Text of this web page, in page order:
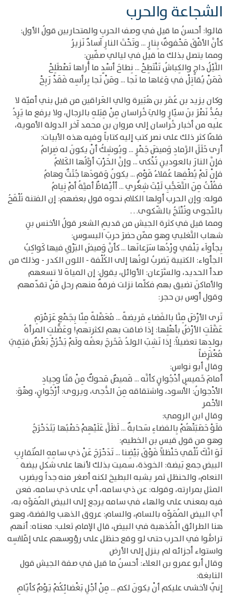
الشجاعة والحرب
قالوا: أحسنُ ما قيل في وصف الحربِ والمتحاربين قولُ الأول:
كأنَّ الأفْقَ مَحْفوفٌ بِنارٍ ... وتَحْتَ النارِ آسادٌ نَزيرُ
ومما يتصل بذلك ما قيل في ليالي صفّين:
اللَّيْلُ داجٍ والكِباشُ تَنْتَطِحْ ... نِطاحَ أسْدٍ ما أُراها تَصْطَلِحْ
فَمَنْ يُقاتِلْ في وَغاها ما نَجا ... ومَنْ نَجا بِرأسِه فَقَدْ رَبِحْ
وكان يزيد بن عُمَر بن هُبَيرة والي العَراقين من قبل بني أميّة لا
يُمِدُّ نَصْرَ بنَ سيّارٍ واليَ خُراسان مِنْ قِبَلهِ بالرجال، ولا يرفع ما يَرِدُ
عليه من أخبار خُراسان إلى مروان بن محمد آخر الدولة الأموية،
فلمّا كثر ذلك على نصر كتب إليه كتاباً وفيه هذه الأبيات:
أرى خَلَلَ الرَّمادِ وَميضَ جَمْرٍ ... ويُوشِكُ أنْ يكونَ له ضِرامُ
فإنَّ النارَ بالعودينِ تُذْكى ... وإنَّ الحَرْبَ أوَّلُها الكَلامُ
فإنْ لَمْ يُطْفِها عُقلاءُ قَوْمٍ ... يكونُ وَقودَها جُثَثٌ وهامُ
فقُلْتُ مِنَ التَّعَجُّبِ لَيْتَ شِعْري ... أأيْقاظٌ أميَّةُ أمْ نِيامُ
قوله: وإن الحرب أولها الكلام نحوه قول بعضهم: إن الفتنة تُلْقَحُ
بالنّجوى وتُنْتَجُ بالشّكوى. . .
ومما قيل في كثرة الجيش من قديمِ الشعر قولُ الأخنس بنِ
شهاب التَّغلبي وهو ممّن حضرَ حربَ البسوس:
بِجأواَء يَنْفي وِرْدُها سَرَعانَها ... كأنَّ وَميضَ البَرْقِ فيها كَواكِبُ
الجأواء: الكتيبة يَضربُ لونُها إلى الكُلْفة - اللون الكدر - وذلك من
صدأ الحديد، والسَّرَعان: الأوائل، يقول: إن المياهَ لا تسعهم
والأماكنَ تضيق بهم فكلّما نزلت فرقةٌ منهم رحل مَنْ تقدّمهم
وقول أوس بن حجر:
تَرى الأرْضَ مِنَّا بالفَضاءِ مَريضةً ... مُعَضِّلةً مِنّا بِجَمْعٍ عَرَمْرَمِ
عَضَّلَتِ الأرْضُ بأهْلِها: إذا ضاقت بهم لكثرتهم! وعَضَّلتِ المرأةُ
بولدِها تعضيلاً: إذا نَشِبَ الولدُ فَخَرجَ بعضُه ولَمْ يَخْرُجْ بَعْضٌ فبَقِيَ
مُعْتَرِضاً
وقال أبو نواس:
أمامَ خَميسٍ أدْجُوانٍ كأنَّه ... قَميصٌ مَحوكٌ مِنْ قنًا وجِيادِ
الأدْجوانُ: الأسود، واشتقاقه مِنَ الدُّجى، ويروى: أرْجُوانٍ، وهْوَ:
الأحْمر
وقال ابن الرومي:
فلَوْ حَصَبَتْهُمْ بِالفضاءِ سَحابةٌ ... لَظَلَّ عَلَيْهِمْ حَصْبُها يَتَدَحْرَجُ
وهو من قول قيس بن الخطيم:
لَوَ انَّكَ تُلْقي حَنْظلاً فَوْقَ بَيْضِنا ... تَدَحْرَجَ عَنْ ذي سامِهِ المُتَقارِبِ
البيض جمع بَيضة: الخوذة، سميت بذلك لأنها على شكل بيضة
النعام، والحنظل ثمر يشبه البطيخ لكنه أصغر منه جداً ويضرب
المثل بمرارته، وقوله: عن ذي سامه، أي على ذي سامه، فعن
فيه بمعنى على والهاء في سامه يرجع إلى البيض المُمَوَّه به،
أي البيض المُمَوّه بالسام، والسام: عروق الذهب والفضة، وهو
هنا الطرائق الْمُذهبة في البيض، قال الإمام ثعلب: معناه: أنهم
تراصُّوا في الحرب حتى لو وقع حنظل على رؤوسهم على إمّلاسِه
واستواء أجزائه لم ينزل إلى الأرض
وقال أبو عمرو بن العلاء: أحسنُ ما قيل في صفة الجيش قول
النابغة:
إنّي لأخشى عليكم أنْ يكونَ لكم ... مِنْ أجْلِ بَغْضائِكُمْ يَوْمٌ كأيّامِ